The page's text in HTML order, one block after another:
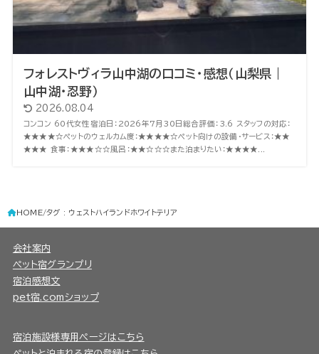
フォレストヴィラ山中湖の口コミ・感想（山梨県｜
山中湖・忍野）
2026.08.04
コンコン 60代女性宿泊日：2026年7月30日総合評価：3.6 スタッフの対応：
★★★★☆ペットのウェルカム度：★★★★☆ペット向けの設備・サービス：★★
★★★ 食事：★★★☆☆風呂：★★☆☆☆また泊まりたい：★★★★...
HOME タグ : ウェストハイランドホワイトテリア
会社案内
ペット宿グランプリ
宿泊感想文
pet宿.comショップ
宿泊施設様専用ページはこちら